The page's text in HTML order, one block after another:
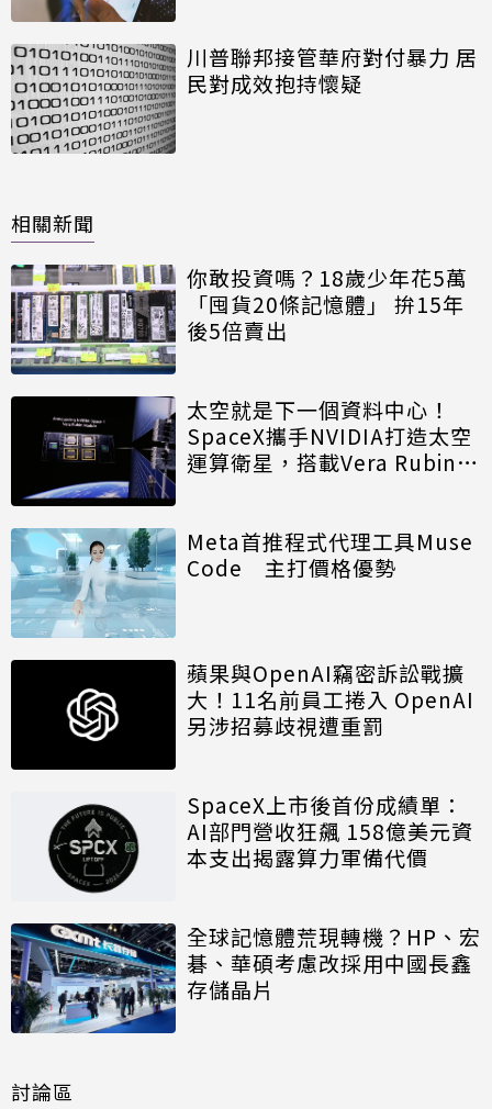
川普聯邦接管華府對付暴力 居
民對成效抱持懷疑
相關新聞
你敢投資嗎？18歲少年花5萬
「囤貨20條記憶體」 拚15年
後5倍賣出
太空就是下一個資料中心！
SpaceX攜手NVIDIA打造太空
運算衛星，搭載Vera Rubin運
Meta首推程式代理工具Muse
Code 主打價格優勢
蘋果與OpenAI竊密訴訟戰擴
大！11名前員工捲入 OpenAI
另涉招募歧視遭重罰
SpaceX上市後首份成績單：
AI部門營收狂飆 158億美元資
本支出揭露算力軍備代價
全球記憶體荒現轉機？HP、宏
碁、華碩考慮改採用中國長鑫
存儲晶片
討論區